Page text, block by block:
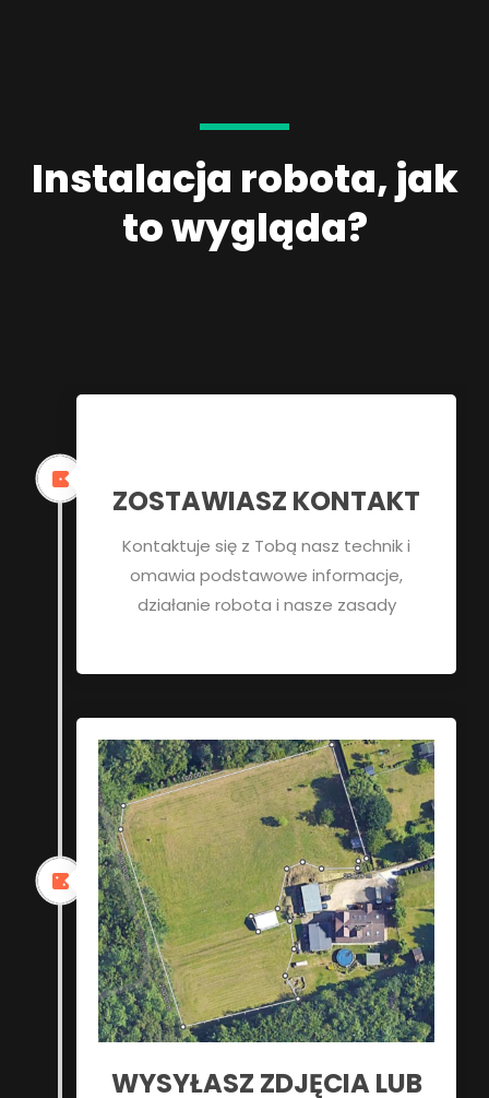
Instalacja robota, jak
to wygląda?
ZOSTAWIASZ KONTAKT
Kontaktuje się z Tobą nasz technik i
omawia podstawowe informacje,
działanie robota i nasze zasady
WYSYŁASZ ZDJĘCIA LUB